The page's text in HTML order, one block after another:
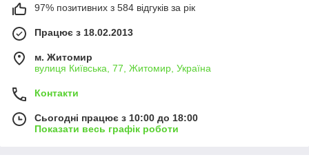
97% позитивних з 584 відгуків за рік
Працює з 18.02.2013
м. Житомир
вулиця Київська, 77, Житомир, Україна
Контакти
Сьогодні працює з 10:00 до 18:00
Показати весь графік роботи